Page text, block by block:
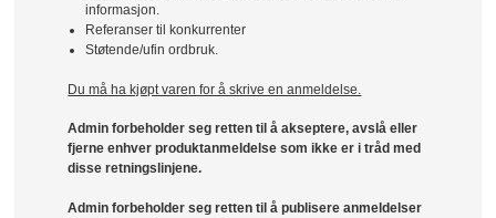
informasjon.
Referanser til konkurrenter
Støtende/ufin ordbruk.
Du må ha kjøpt varen for å skrive en anmeldelse.
Admin forbeholder seg retten til å akseptere, avslå eller
fjerne enhver produktanmeldelse som ikke er i tråd med
disse retningslinjene.
Admin forbeholder seg retten til å publisere anmeldelser